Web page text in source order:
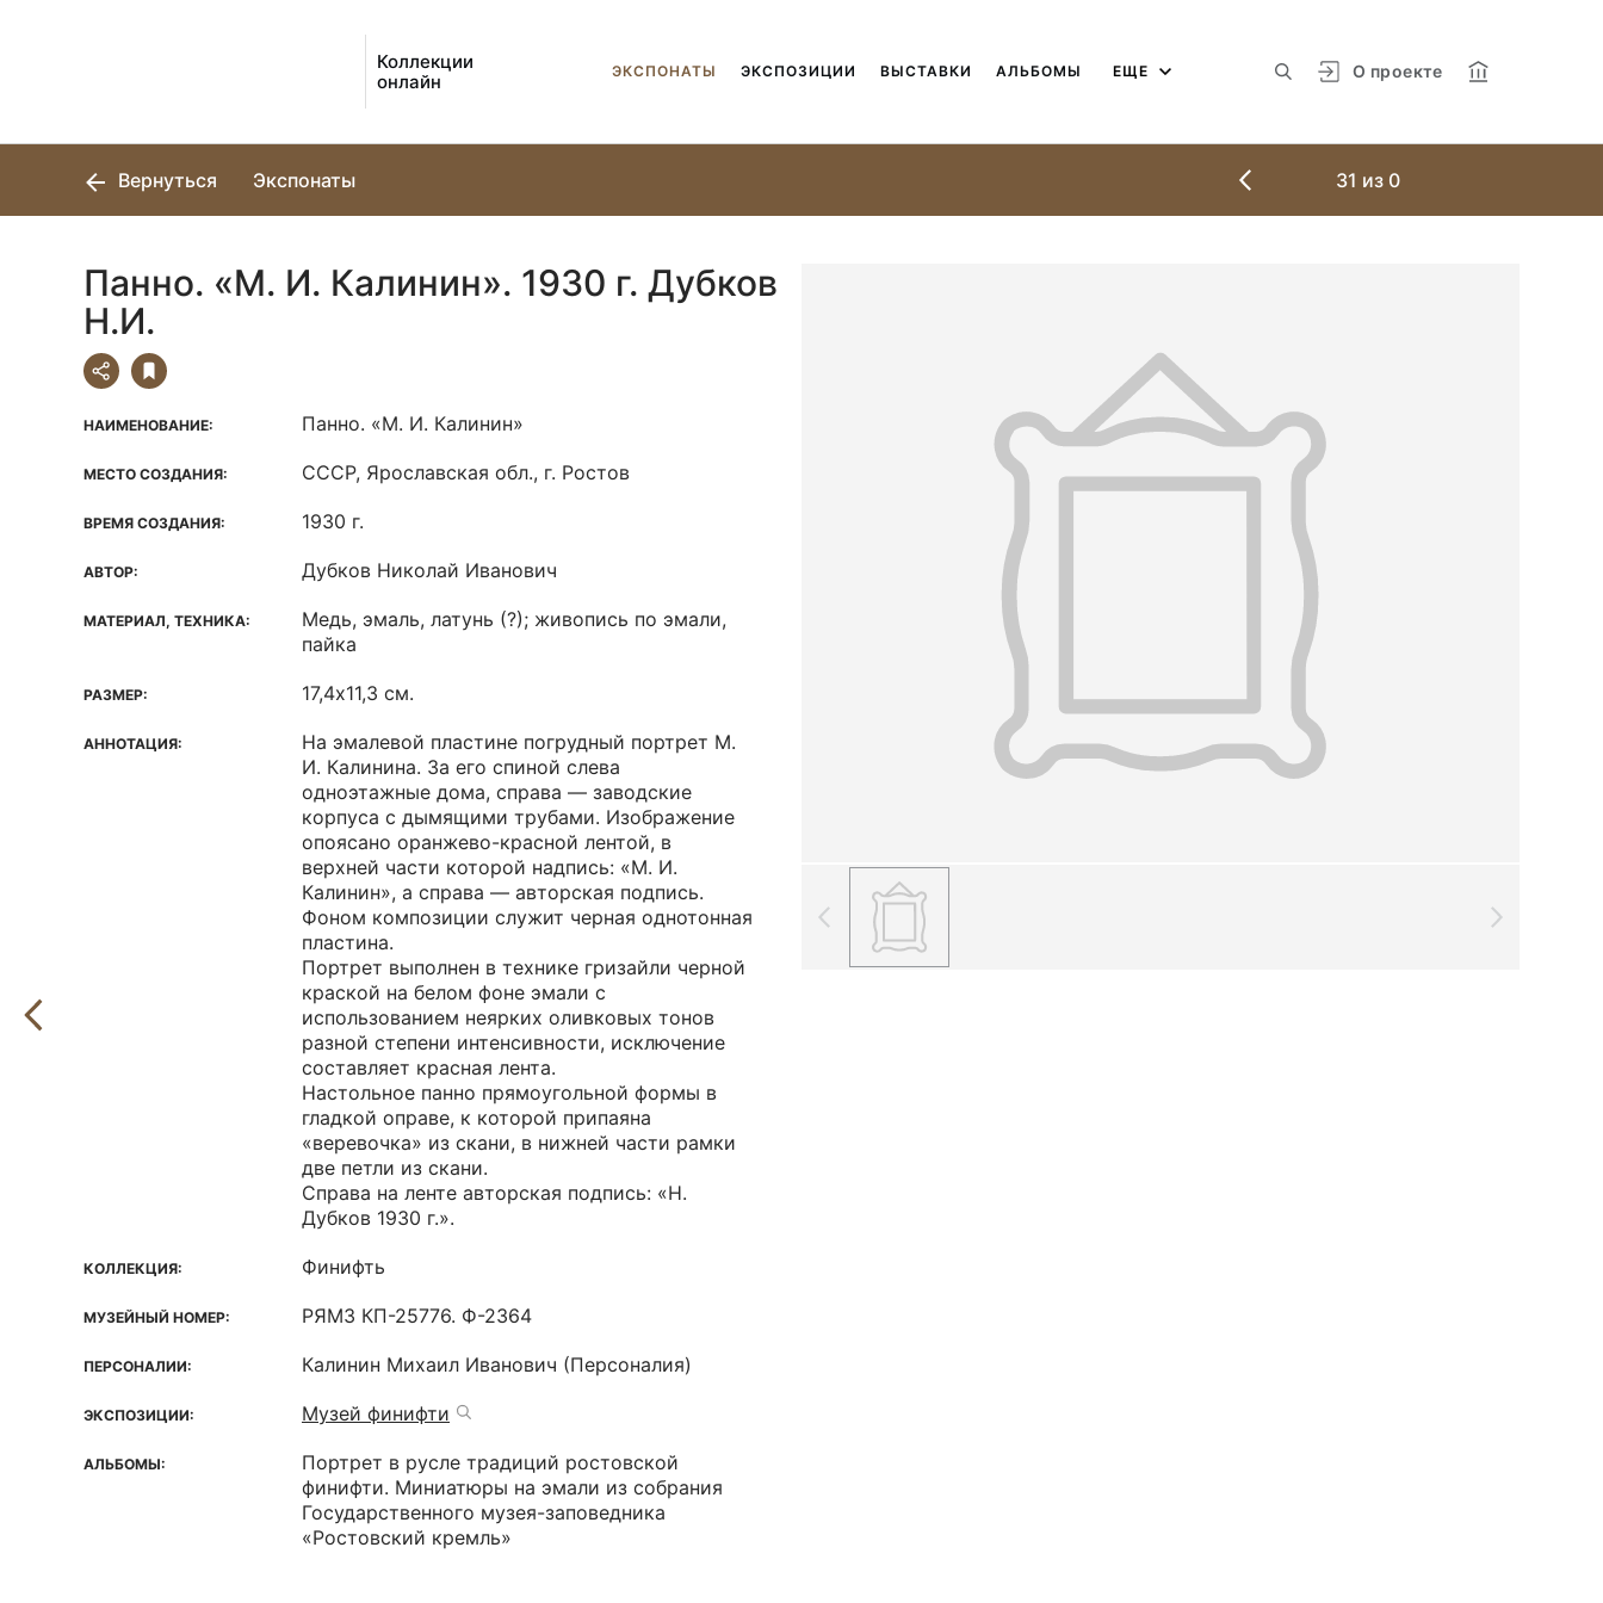
Коллекции
онлайн
О проекте
ЭКСПОНАТЫ ЭКСПОЗИЦИИ ВЫСТАВКИ АЛЬБОМЫ ЕЩЕ
Вернуться Экспонаты 31 из 0
Панно. «М. И. Калинин». 1930 г. Дубков
Н.И.
НАИМЕНОВАНИЕ: Панно. «М. И. Калинин»
МЕСТО СОЗДАНИЯ: СССР, Ярославская обл., г. Ростов
ВРЕМЯ СОЗДАНИЯ: 1930 г.
АВТОР: Дубков Николай Иванович
МАТЕРИАЛ, ТЕХНИКА:
Медь, эмаль, латунь (?); живопись по эмали,
пайка
РАЗМЕР: 17,4х11,3 см.
АННОТАЦИЯ:
На эмалевой пластине погрудный портрет М.
И. Калинина. За его спиной слева
одноэтажные дома, справа — заводские
корпуса с дымящими трубами. Изображение
опоясано оранжево-красной лентой, в
верхней части которой надпись: «М. И.
Калинин», а справа — авторская подпись.
Фоном композиции служит черная однотонная
пластина.
Портрет выполнен в технике гризайли черной
краской на белом фоне эмали с
использованием неярких оливковых тонов
разной степени интенсивности, исключение
составляет красная лента.
Настольное панно прямоугольной формы в
гладкой оправе, к которой припаяна
«веревочка» из скани, в нижней части рамки
две петли из скани.
Справа на ленте авторская подпись: «Н.
Дубков 1930 г.».
КОЛЛЕКЦИЯ: Финифть
МУЗЕЙНЫЙ НОМЕР: РЯМЗ КП-25776. Ф-2364
ПЕРСОНАЛИИ: Калинин Михаил Иванович (Персоналия)
ЭКСПОЗИЦИИ: Музей финифти
АЛЬБОМЫ:
Портрет в русле традиций ростовской
финифти. Миниатюры на эмали из собрания
Государственного музея-заповедника
«Ростовский кремль»